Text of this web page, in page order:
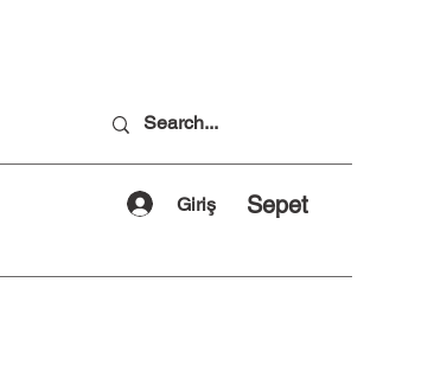
Giriş Sepet